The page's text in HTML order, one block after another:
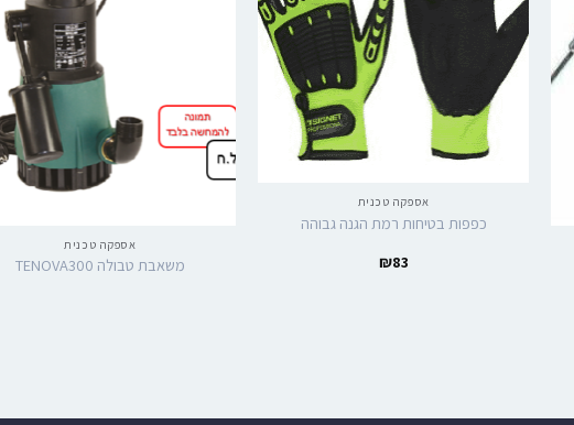
אספקה טכנית
כפפות בטיחות רמת הגנה גבוהה
₪83
אספקה טכנית
משאבת טבולה TENOVA300